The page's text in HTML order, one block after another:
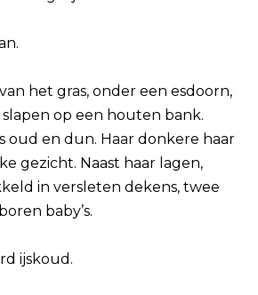
het gras, onder een esdoorn,
op een houten bank.
oud en dun. Haar donkere haar
gezicht. Naast haar lagen,
in versleten dekens, twee
baby’s.
ijskoud.